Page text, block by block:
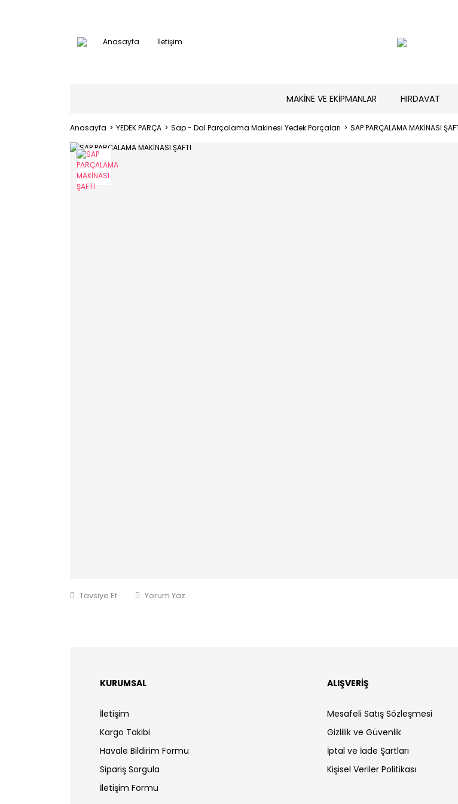
Anasayfa İletişim
MAKİNE VE EKİPMANLAR HIRDAVAT
Anasayfa YEDEK PARÇA Sap - Dal Parçalama Makinesi Yedek Parçaları SAP PARÇALAMA MAKİNASI
Tavsiye Et Yorum Yaz
KURUMSAL
İletişim
Kargo Takibi
Havale Bildirim Formu
Sipariş Sorgula
İletişim Formu
ALIŞVERİŞ
Mesafeli Satış Sözleşmesi
Gizlilik ve Güvenlik
İptal ve İade Şartları
Kişisel Veriler Politikası